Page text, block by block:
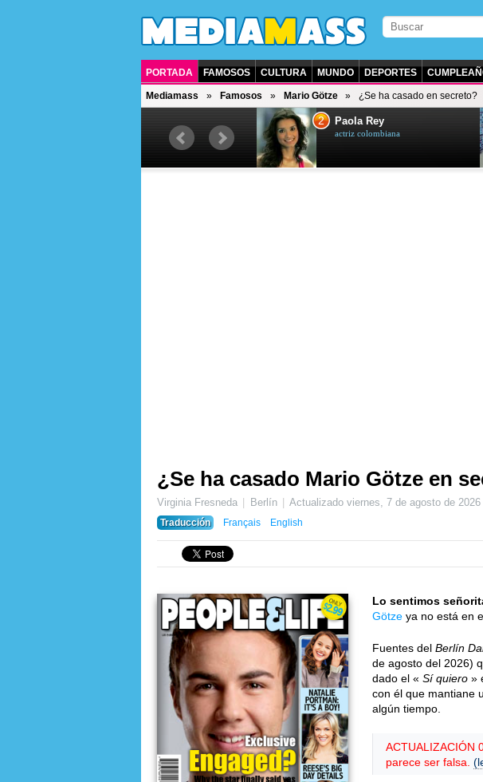
PORTADA FAMOSOS CULTURA MUNDO DEPORTES
Mediamass Famosos Mario Götze ¿Se ha casado en secreto?
actor y presentador de televisión
2 Paola Rey
actriz colombiana
¿Se ha casado Mario Götze en
Virginia Fresneda Berlín Actualizadoviernes, 7 de agosto de 2026
Traducción
Français English
Lo sentimos
Götze ya no está en
Fuentes del Berlín
de agosto del 2026)
dado el « Sí quiero »
con él que mantiane
algún tiempo.
ACTUALIZACIÓN
parece ser falsa.